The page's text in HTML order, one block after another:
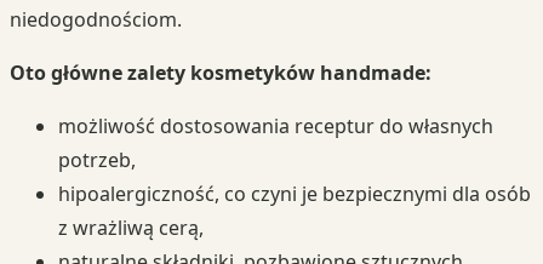
niedogodnościom.
Oto główne zalety kosmetyków handmade:
możliwość dostosowania receptur do własnych
potrzeb,
hipoalergiczność, co czyni je bezpiecznymi dla osób
z wrażliwą cerą,